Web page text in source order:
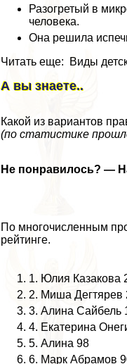
Разогретый в
человека.
Она решила
Читать еще: Виды
А вы знаете..
Какой из вариантов
(по статистике
Не понравилось? —
По многочисленным
рейтинге.
1. Юлия Казакова
2. Миша Дегтярев
3. Алина Сайбель
4. Екатерина
5. Алина 98
6. Марк Абрамов